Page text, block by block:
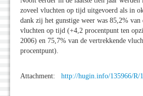
zoveel vluchten op tijd uitgevoerd als in
dank zij het gunstige weer was 85,2% van
vluchten op tijd (+4,2 procentpunt ten
2006) en 75,7% van de vertrekkende
procentpunt).
Attachment: http://hugin.info/135966/R/